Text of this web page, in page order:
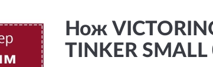
Нож
TINKER